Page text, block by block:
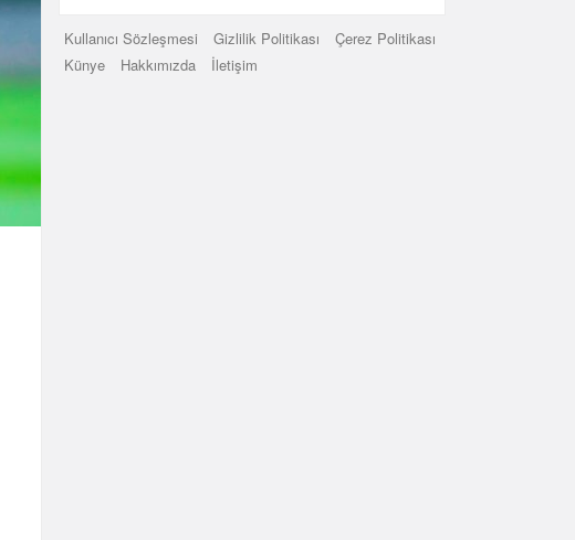
Kullanıcı Sözleşmesi Gizlilik Politikası
Çerez Politikası
Künye
Hakkımızda İletişim